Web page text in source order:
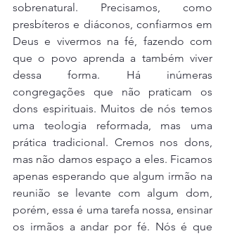
sobrenatural. Precisamos, como
presbíteros e diáconos, confiarmos em
Deus e vivermos na fé, fazendo com
que o povo aprenda a também viver
dessa forma. Há inúmeras
congregações que não praticam os
dons espirituais. Muitos de nós temos
uma teologia reformada, mas uma
prática tradicional. Cremos nos dons,
mas não damos espaço a eles. Ficamos
apenas esperando que algum irmão na
reunião se levante com algum dom,
porém, essa é uma tarefa nossa, ensinar
os irmãos a andar por fé. Nós é que